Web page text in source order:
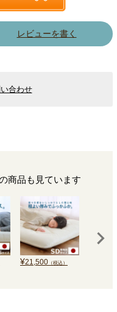
レビューを書く
合わせ
商品も見ています
¥21,500 （税込）